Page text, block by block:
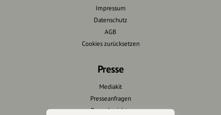
Impressum
Datenschutz
AGB
Cookies zurücksetzen
Presse
Mediakit
Presseanfragen
Presseberichte